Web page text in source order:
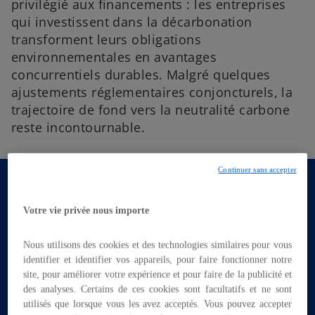
privilégié aux financements : les entreprises
qui investissent dans la décarbonation
transforment leurs obligations
environnementales en avantages
concurrentiels durables. Malgré quelques
ajustements réglementaires conjoncturels, la
trajectoire de fond vers la neutralité carbone
reste incontournable.
Des motivations économiques
qui transcendent les aléas
politiques
Alors que la Commission européenne a révisé le
calendrier d'application de la CSRD et qu'émergent
Votre vie privée nous importe
Nous utilisons des cookies et des technologies similaires pour vous
identifier et identifier vos appareils, pour faire fonctionner notre
site, pour améliorer votre expérience et pour faire de la publicité et
des analyses. Certains de ces cookies sont facultatifs et ne sont
utilisés que lorsque vous les avez acceptés. Vous pouvez accepter
Continuer sans accepter